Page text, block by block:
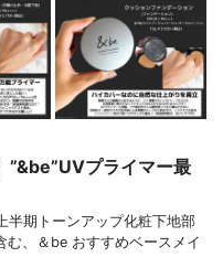
”&be”UVプライマー最
半期トーンアップ化粧下地部
む、＆be おすすめベースメイ